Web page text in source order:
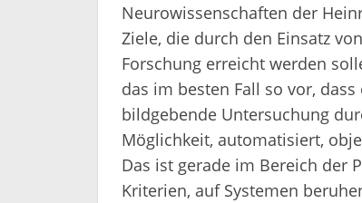
Neurowissenschaften der
Ziele, die durch den Einsatz
Forschung erreicht werden
das im besten Fall so vor,
bildgebende Untersuchung
Möglichkeit, automatisiert,
Das ist gerade im Bereich der
Kriterien, auf Systemen